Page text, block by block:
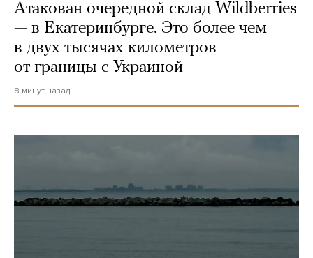
Атакован очередной склад Wildberries
— в Екатеринбурге. Это более чем
в двух тысячах километров
от границы с Украиной
8 минут назад